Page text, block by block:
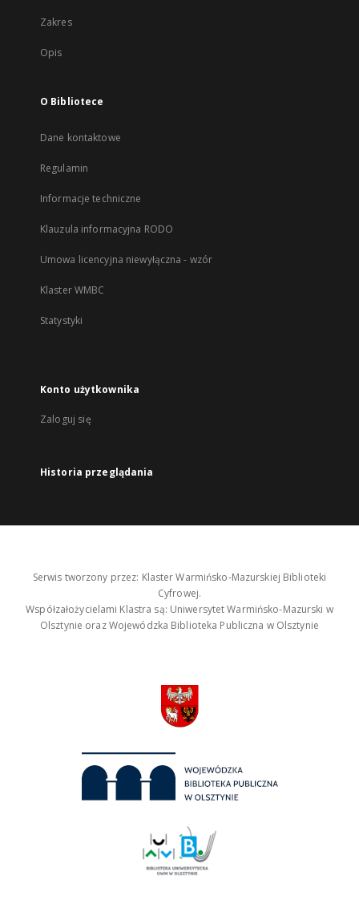
Zakres
Opis
O Bibliotece
Dane kontaktowe
Regulamin
Informacje techniczne
Klauzula informacyjna RODO
Umowa licencyjna niewyłączna - wzór
Klaster WMBC
Statystyki
Konto użytkownika
Zaloguj się
Historia przeglądania
Serwis tworzony przez: Klaster Warmińsko-Mazurskiej Biblioteki
Cyfrowej.
Współzałożycielami Klastra są: Uniwersytet Warmińsko-Mazurski w
Olsztynie oraz Wojewódzka Biblioteka Publiczna w Olsztynie